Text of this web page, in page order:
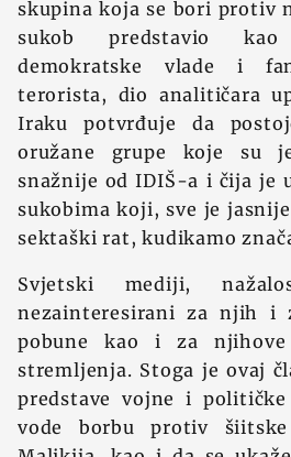
skupina koja se bori protiv
sukob predstavio
demokratske vlade i
terorista, dio analitičara
Iraku potvrđuje da
oružane grupe koje su
snažnije od IDIŠ-a i čija je
sukobima koji, sve je
sektaški rat, kudikamo
Svjetski mediji,
nezainteresirani za njih i
pobune kao i za
stremljenja. Stoga je ovaj
predstave vojne i
vode borbu protiv